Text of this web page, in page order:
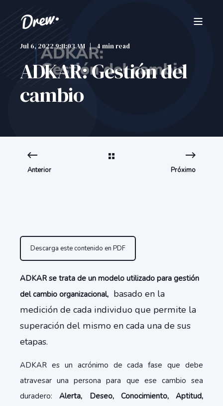
Jul 6, 2022 9:11:03 AM 4 min read
ADKAR: Gestión del
cambio
Anterior Próximo
Descarga este contenido en PDF
ADKAR se trata de un modelo utilizado para gestión
del cambio organizacional, basado en la
medición de cada individuo que permite la
superación del mismo en cada una de sus
etapas.
ADKAR es un acrónimo de cada fase que debe
atravesar una persona para que ese cambio sea
duradero:Alerta, Deseo, Conocimiento, Aptitud,